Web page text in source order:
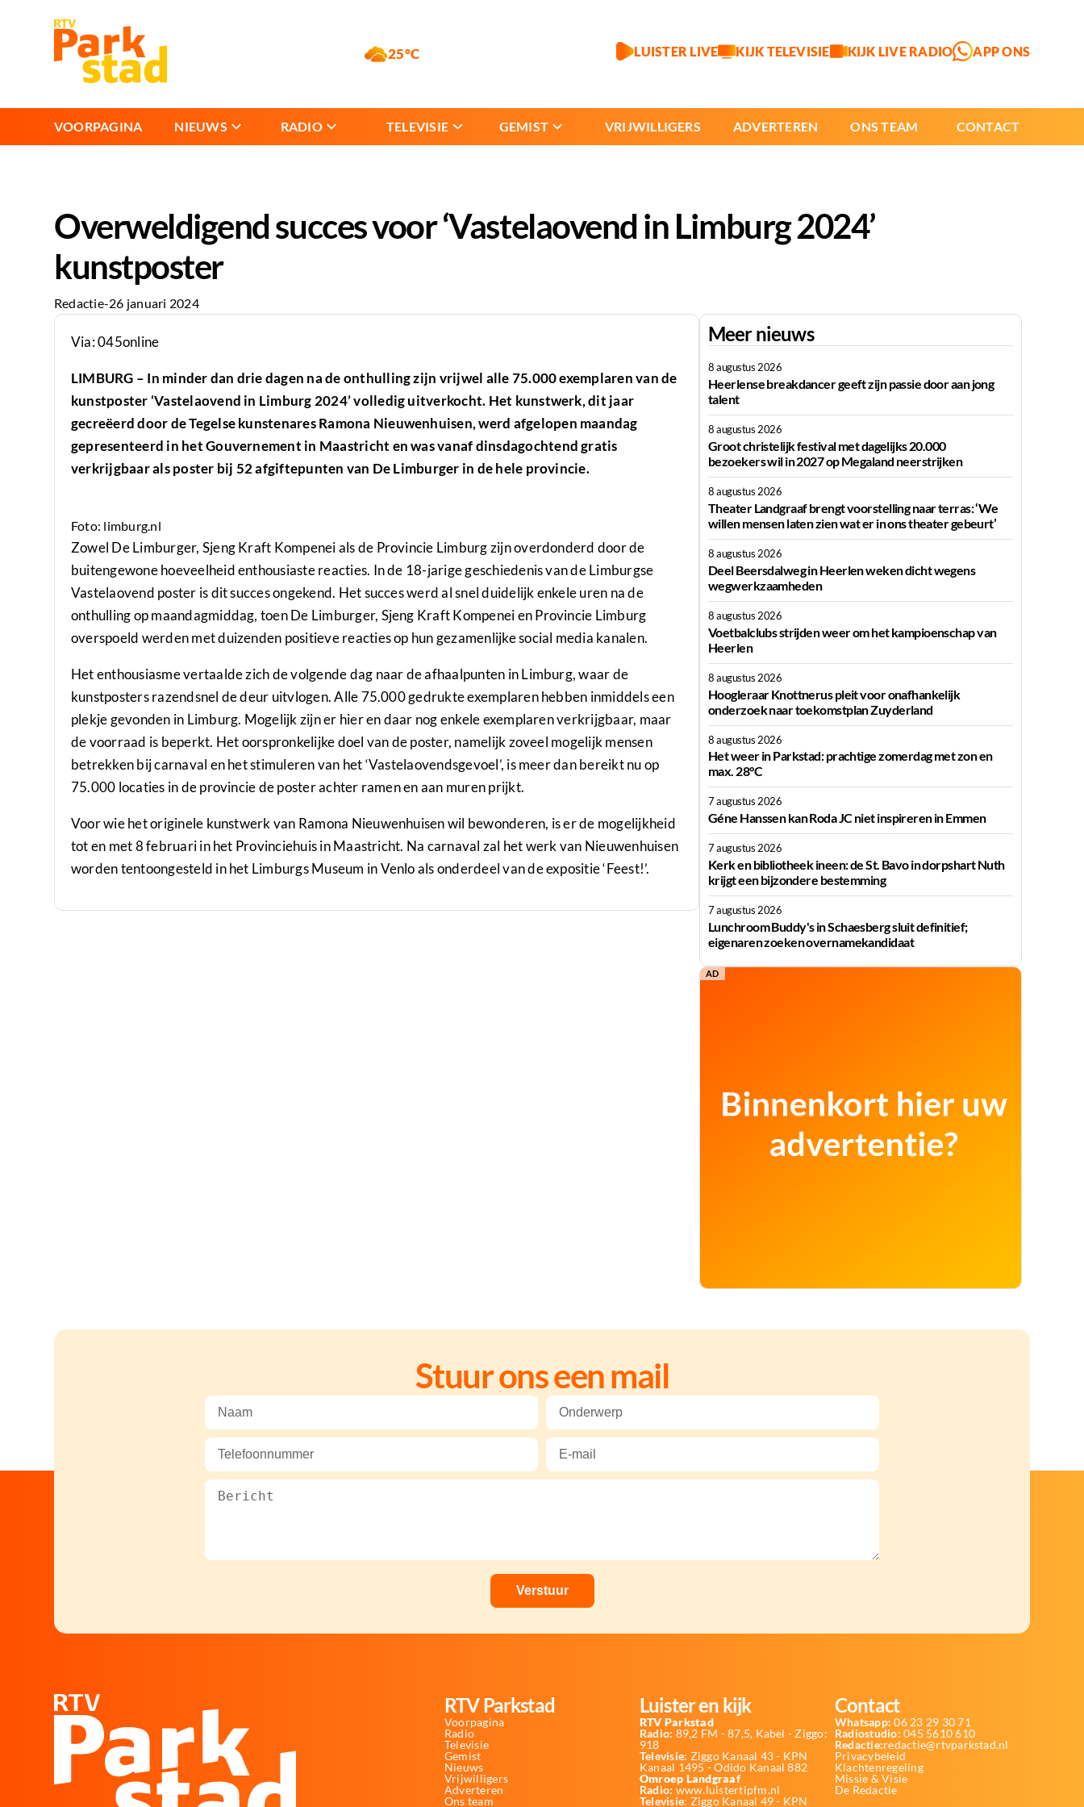
25°C LUISTER LIVE KIJK TELEVISIE KIJK LIVE RADIO APP ONS
VOORPAGINA NIEUWS RADIO TELEVISIE GEMIST VRIJWILLIGERS ADVERTEREN ONS TEAM CONTACT
Overweldigend succes voor ‘Vastelaovend in Limburg 2024’
kunstposter
Redactie-26 januari 2024
Via: 045online
LIMBURG – In minder dan drie dagen na de onthulling zijn vrijwel alle 75.000 exemplaren van de
kunstposter ‘Vastelaovend in Limburg 2024’ volledig uitverkocht. Het kunstwerk, dit jaar
gecreëerd door de Tegelse kunstenares Ramona Nieuwenhuisen, werd afgelopen maandag
gepresenteerd in het Gouvernement in Maastricht en was vanaf dinsdagochtend gratis
verkrijgbaar als poster bij 52 afgiftepunten van De Limburger in de hele provincie.
Foto: limburg.nl
Zowel De Limburger, Sjeng Kraft Kompenei als de Provincie Limburg zijn overdonderd door de
buitengewone hoeveelheid enthousiaste reacties. In de 18-jarige geschiedenis van de Limburgse
Vastelaovend poster is dit succes ongekend. Het succes werd al snel duidelijk enkele uren na de
onthulling op maandagmiddag, toen De Limburger, Sjeng Kraft Kompenei en Provincie Limburg
overspoeld werden met duizenden positieve reacties op hun gezamenlijke social media kanalen.
Het enthousiasme vertaalde zich de volgende dag naar de afhaalpunten in Limburg, waar de
kunstposters razendsnel de deur uitvlogen. Alle 75.000 gedrukte exemplaren hebben inmiddels een
plekje gevonden in Limburg. Mogelijk zijn er hier en daar nog enkele exemplaren verkrijgbaar, maar
de voorraad is beperkt. Het oorspronkelijke doel van de poster, namelijk zoveel mogelijk mensen
betrekken bij carnaval en het stimuleren van het ‘Vastelaovendsgevoel’, is meer dan bereikt nu op
75.000 locaties in de provincie de poster achter ramen en aan muren prijkt.
Voor wie het originele kunstwerk van Ramona Nieuwenhuisen wil bewonderen, is er de mogelijkheid
tot en met 8 februari in het Provinciehuis in Maastricht. Na carnaval zal het werk van Nieuwenhuisen
worden tentoongesteld in het Limburgs Museum in Venlo als onderdeel van de expositie ‘Feest!’.
Meer nieuws
8 augustus 2026
Heerlense breakdancer geeft zijn passie door aan jong
talent
8 augustus 2026
Groot christelijk festival met dagelijks 20.000
bezoekers wil in 2027 op Megaland neerstrijken
8 augustus 2026
Theater Landgraaf brengt voorstelling naar terras: ‘We
willen mensen laten zien wat er in ons theater gebeurt’
8 augustus 2026
Deel Beersdalweg in Heerlen weken dicht wegens
wegwerkzaamheden
8 augustus 2026
Voetbalclubs strijden weer om het kampioenschap van
Heerlen
8 augustus 2026
Hoogleraar Knottnerus pleit voor onafhankelijk
onderzoek naar toekomstplan Zuyderland
8 augustus 2026
Het weer in Parkstad: prachtige zomerdag met zon en
max. 28°C
7 augustus 2026
Géne Hanssen kan Roda JC niet inspireren in Emmen
7 augustus 2026
Kerk en bibliotheek ineen: de St. Bavo in dorpshart Nuth
krijgt een bijzondere bestemming
7 augustus 2026
Lunchroom Buddy's in Schaesberg sluit definitief;
eigenaren zoeken overnamekandidaat
AD
Stuur ons een mail
RTV Parkstad
Voorpagina
Radio
Televisie
Gemist
Nieuws
Vrijwilligers
Adverteren
Ons team
Luister en kijk
RTV Parkstad
Radio: 89,2 FM - 87,5, Kabel - Ziggo:
918
Televisie: Ziggo Kanaal 43 - KPN
Kanaal 1495 - Odido Kanaal 882
Omroep Landgraaf
Radio: www.luistertipfm.nl
Televisie: Ziggo Kanaal 49 - KPN
Contact
Whatsapp: 06 23 29 30 71
Radiostudio: 045 5610 610
Redactie:redactie@rtvparkstad.nl
Privacybeleid
Klachtenregeling
Missie & Visie
De Redactie